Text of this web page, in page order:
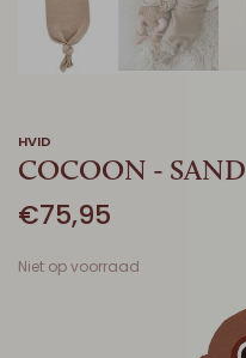
HVID
COCOON - SAND
€75,95
Niet op voorraad